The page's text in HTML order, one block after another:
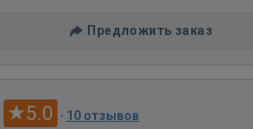
Предложить заказ
5.0 · 10 отзывов